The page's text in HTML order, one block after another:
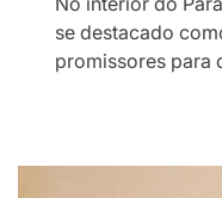
se destacado
promissores para